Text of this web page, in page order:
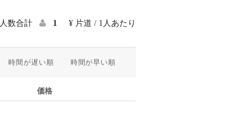
人数合計 1 ¥ 片道 / 1人あたり
時間が遅い順 時間が早い順
価格